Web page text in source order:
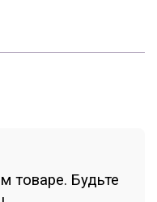
товаре. Будьте